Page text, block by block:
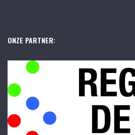
ONZE PARTNER: